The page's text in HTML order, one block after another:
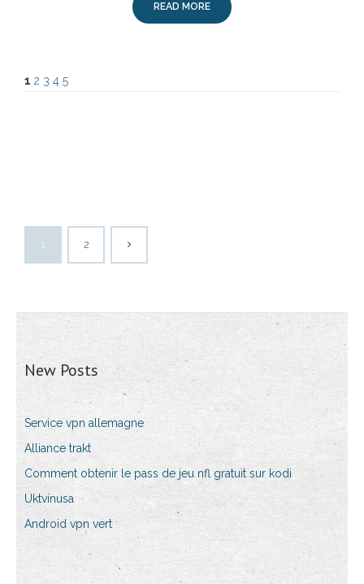
READ MORE
1 2 3 4 5
1 2
New Posts
Service vpn allemagne
Alliance trakt
Comment obtenir le pass de jeu nfl gratuit sur kodi
Uktvinusa
Android vpn vert